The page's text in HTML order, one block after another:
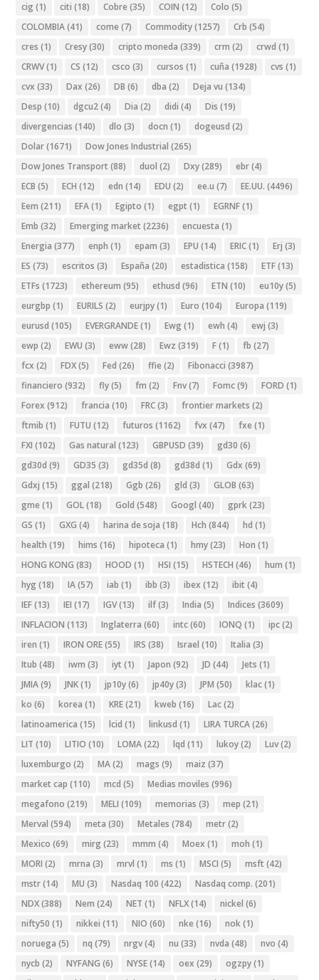
cig (1) citi (18) Cobre (35) COIN (12) Colo (5)
COLOMBIA(41) come (7) Commodity(1257) Crb (54)
cres (1) Cresy(30) cripto moneda (339) crm (2) crwd (1)
CRWV(1) CS (12) csco (3) cursos (1) cuña (1928) cvs (1)
cvx (33) Dax (26) DB (6) dba (2) Deja vu (134)
Desp (10) dgcu2(4) Dia (2) didi (4) Dis (19)
divergencias (140) dlo (3) docn (1) dogeusd (2)
Dolar(1671) Dow Jones Industrial (265)
Dow Jones Transport (88) duol (2) Dxy(289) ebr(4)
ECB (5) ECH (12) edn (14) EDU (2) ee.u (7) EE.UU. (4496)
Eem (211) EFA(1) Egipto (1) egpt (1) EGRNF(1)
Emb (32) Emerging market (2236) encuesta (1)
Energia (377) enph (1) epam (3) EPU (14) ERIC(1) Erj (3)
ES (73) escritos (3) España (20) estadistica (158) ETF(13)
ETFs (1723) ethereum (95) ethusd (96) ETN (10) eu10y(5)
eurgbp (1) EURILS (2) eurjpy(1) Euro (104) Europa (119)
eurusd (105) EVERGRANDE(1) Ewg (1) ewh (4) ewj (3)
ewp (2) EWU (3) eww(28) Ewz (319) F(1) fb (27)
fcx (2) FDX(5) Fed (26) ffie (2) Fibonacci (3987)
financiero (932) fly(5) fm (2) Fnv(7) Fomc(9) FORD (1)
Forex (912) francia (10) FRC(3) frontier markets (2)
ftmib (1) FUTU (12) futuros (1162) fvx (47) fxe (1)
FXI (102) Gas natural (123) GBPUSD (39) gd30 (6)
gd30d (9) GD35 (3) gd35d (8) gd38d (1) Gdx (69)
Gdxj (15) ggal (218) Ggb (26) gld (3) GLOB (63)
gme (1) GOL(18) Gold (548) Googl (40) gprk(23)
GS (1) GXG (4) harina de soja (18) Hch (844) hd (1)
health (19) hims (16) hipoteca (1) hmy(23) Hon (1)
HONG KONG (83) HOOD (1) HSI (15) HSTECH (46) hum (1)
hyg (18) IA(57) iab (1) ibb (3) ibex (12) ibit (4)
IEF(13) IEI (17) IGV(13) ilf(3) India (5) Indices (3609)
INFLACION (113) Inglaterra (60) intc(60) IONQ (1) ipc(2)
iren (1) IRON ORE(55) IRS (38) Israel (10) Italia (3)
Itub (48) iwm (3) iyt (1) Japon (92) JD (44) Jets (1)
JMIA(9) JNK(1) jp10y(6) jp40y(3) JPM (50) klac(1)
ko (6) korea (1) KRE(21) kweb (16) Lac(2)
latinoamerica (15) lcid (1) linkusd (1) LIRA TURCA(26)
LIT (10) LITIO (10) LOMA(22) lqd (11) lukoy(2) Luv(2)
luxemburgo (2) MA(2) mags (9) maiz (37)
market cap (110) mcd (5) Medias moviles (996)
megafono (219) MELI (109) memorias (3) mep (21)
Merval (594) meta (30) Metales (784) metr(2)
Mexico (69) mirg (23) mmm (4) Moex (1) moh (1)
MORI (2) mrna (3) mrvl (1) ms (1) MSCI (5) msft (42)
mstr(14) MU (3) Nasdaq 100 (422) Nasdaq comp. (201)
NDX(388) Nem (24) NET (1) NFLX(14) nickel (6)
nifty50 (1) nikkei (11) NIO (60) nke (16) nok(1)
noruega (5) nq (79) nrgv(4) nu (33) nvda (48) nvo (4)
nycb (2) NYFANG (6) NYSE(14) oex (29) ogzpy(1)